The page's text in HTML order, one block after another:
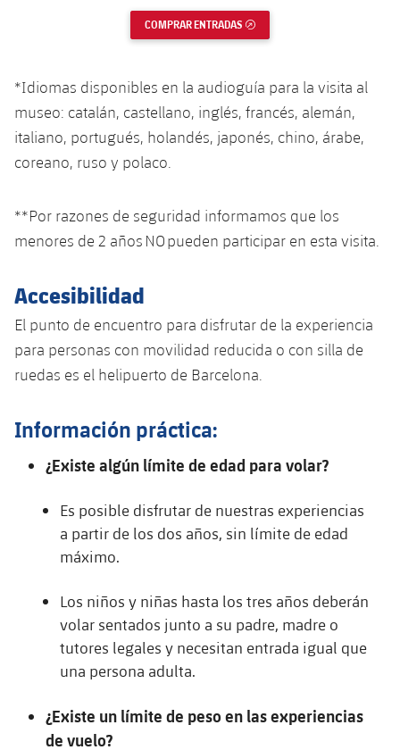
COMPRAR ENTRADAS
*Idiomas disponibles en la audioguía para la visita al
museo: catalán, castellano, inglés, francés, alemán,
italiano, portugués, holandés, japonés, chino, árabe,
coreano, ruso y polaco.
**Por razones de seguridad informamos que los
menores de 2 años NO pueden participar en esta visita.
Accesibilidad
El punto de encuentro para disfrutar de la experiencia
para personas con movilidad reducida o con silla de
ruedas es el helipuerto de Barcelona.
Información práctica:
¿Existe algún límite de edad para volar?
Es posible disfrutar de nuestras experiencias
a partir de los dos años, sin límite de edad
máximo.
Los niños y niñas hasta los tres años deberán
volar sentados junto a su padre, madre o
tutores legales y necesitan entrada igual que
una persona adulta.
¿Existe un límite de peso en las experiencias
de vuelo?